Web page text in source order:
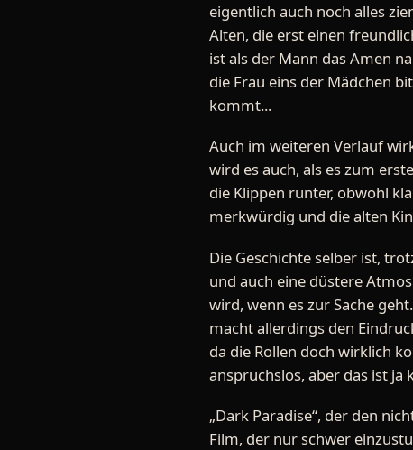
eigentlich auch noch alles
Alten, die erst einen
ist als der Mann das Amen
die Frau eins der Mädchen
kommt...
Auch im weiteren Verlauf
wird es auch, als es zum
die Klippen runter, obwohl
merkwürdig und die alten
Die Geschichte selber ist,
und auch eine düstere
wird, wenn es zur Sache
macht allerdings den
da die Rollen doch wirklich
anspruchslos, aber das ist
„Dark Paradise“, der den
Film, der nur schwer